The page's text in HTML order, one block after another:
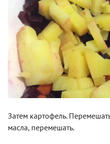
Затем картофель.
масла, перемешать.